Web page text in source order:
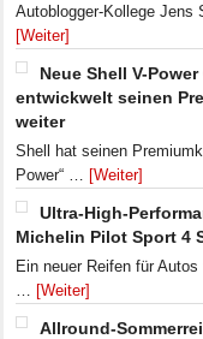
Autoblogger-Kollege
[Weiter]
Neue Shell V-
entwickwelt seinen
weiter
Shell hat seinen
Power“ … [Weiter]
Ultra-High-
Michelin Pilot Sport 4
Ein neuer Reifen für
… [Weiter]
Allround-